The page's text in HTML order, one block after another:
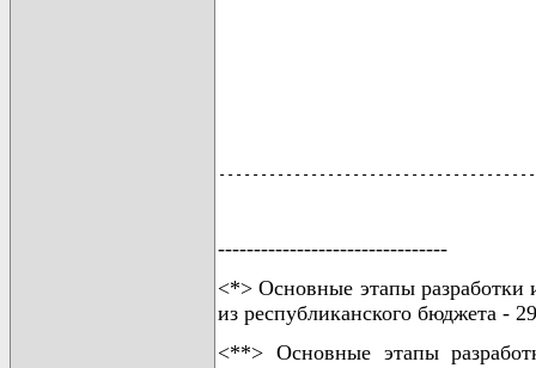
--------------------------------
<*> Основные этапы разработки
из республиканского бюджета -
<**> Основные этапы